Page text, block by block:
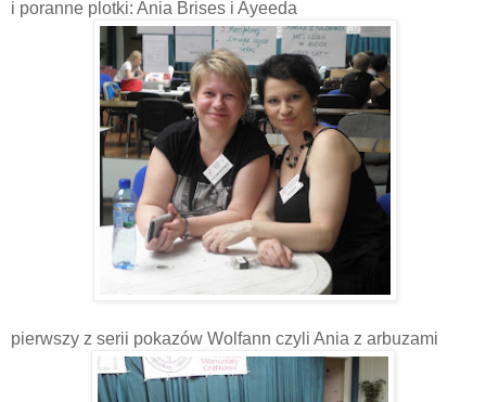
i poranne plotki: Ania Brises i Ayeeda
pierwszy z serii pokazów Wolfann czyli Ania z arbuzami